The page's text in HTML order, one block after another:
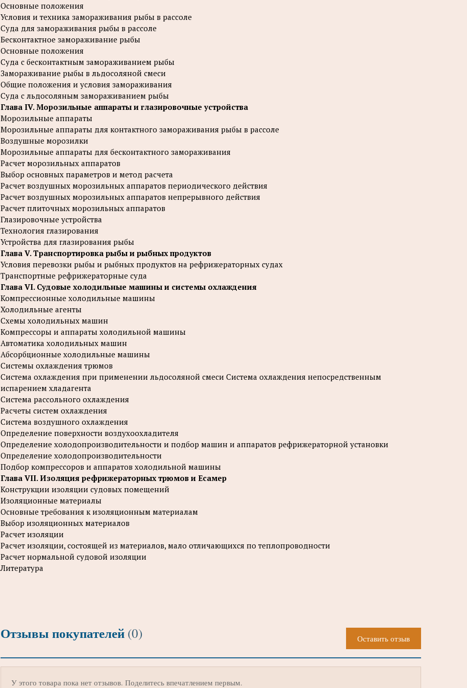
Основные положения
Условия и техника замораживания рыбы в рассоле
Суда для замораживания рыбы в рассоле
Бесконтактное замораживание рыбы
Основные положения
Суда с бесконтактным замораживанием рыбы
Замораживание рыбы в льдосоляной смеси
Общие положения и условия замораживания
Суда с льдосоляным замораживанием рыбы
Глава IV. Морозильные аппараты и глазировочные устройства
Морозильные аппараты
Морозильные аппараты для контактного замораживания рыбы в рассоле
Воздушные морозилки
Морозильные аппараты для бесконтактного замораживания
Расчет морозильных аппаратов
Выбор основных параметров и метод расчета
Расчет воздушных морозильных аппаратов периодического действия
Расчет воздушных морозильных аппаратов непрерывного действия
Расчет плиточных морозильных аппаратов
Глазировочные устройства
Технология глазирования
Устройства для глазирования рыбы
Глава V. Транспортировка рыбы и рыбных продуктов
Условия перевозки рыбы и рыбных продуктов на рефрижераторных судах
Транспортные рефрижераторные суда
Глава VI. Судовые холодильные машины и системы охлаждения
Компрессионные холодильные машины
Холодильные агенты
Схемы холодильных машин
Компрессоры и аппараты холодильной машины
Автоматика холодильных машин
Абсорбционные холодильные машины
Системы охлаждения трюмов
Система охлаждения при применении льдосоляной смеси Система охлаждения непосредственным
испарением хладагента
Система рассольного охлаждения
Расчеты систем охлаждения
Система воздушного охлаждения
Определение поверхности воздухоохладителя
Определение холодопроизводительности и подбор машин и аппаратов рефрижераторной установки
Определение холодопроизводительности
Подбор компрессоров и аппаратов холодильной машины
Глава VII. Изоляция рефрижераторных трюмов и Есамер
Конструкции изоляции судовых помещений
Изоляционные материалы
Основные требования к изоляционным материалам
Выбор изоляционных материалов
Расчет изоляции
Расчет изоляции, состоящей из материалов, мало отличающихся по теплопроводности
Расчет нормальной судовой изоляции
Литература
Отзывы покупателей (0) Оставить отзыв
У этого товара пока нет отзывов. Поделитесь впечатлением первым.